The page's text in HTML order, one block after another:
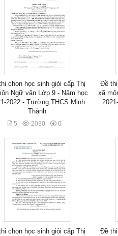
chọn học sinh giỏi cấp Thị
Ngữ văn Lớp 9 - Năm học
2022 - Trường THCS Minh
Thành
5 2030 0
Đề
xã
chọn học sinh giỏi cấp Thị
Đề